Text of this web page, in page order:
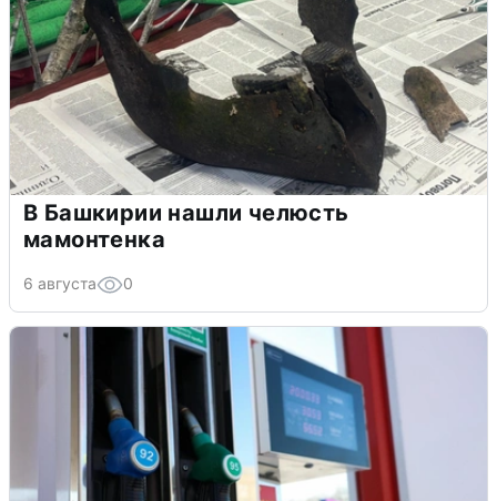
В Башкирии нашли челюсть
мамонтенка
6 августа 0